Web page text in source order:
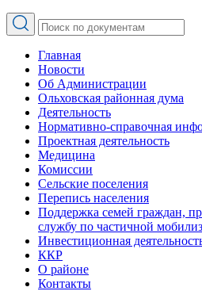
Главная
Новости
Об Администрации
Ольховская районная дума
Деятельность
Нормативно-справочная
Проектная деятельность
Медицина
Комиссии
Сельские поселения
Перепись населения
Поддержка семей граждан,
службу по частичной
Инвестиционная
ККР
О районе
Контакты